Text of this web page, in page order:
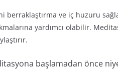
berraklaştırma ve iç huzuru
yardımcı olabilir.
başlamadan önce